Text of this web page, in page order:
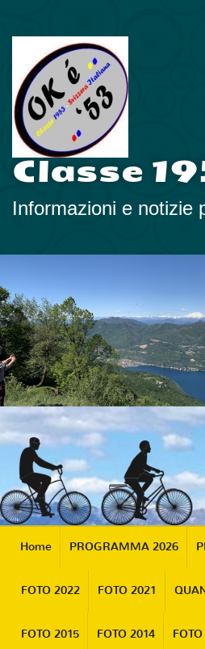
Classe
Informazioni e notizie
Home PROGRAMMA 2026
FOTO 2022 FOTO 2021
FOTO 2015 FOTO 2014